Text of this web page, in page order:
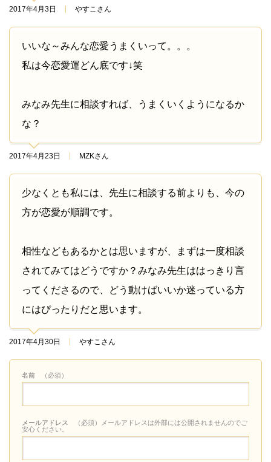
2017年4月3日 やすこさん
いいな～みんな恋愛うまくいって。。。
私は今恋愛運どん底です↓笑
みなみ先生に相談すれば、うまくいくようになるか
な？
2017年4月23日 MZKさん
少なくとも私には、先生に相談する前よりも、今の
方が恋愛が順調です。
相性などもあるかとは思いますが、まずは一度相談
されてみてはどうですか？みなみ先生ははっきり言
ってくださるので、どう動けばいいか迷っている方
にはぴったりだと思います。
2017年4月30日 やすこさん
名前 （必須）
メールアドレス
（必須）メールアドレスは外部には公開されませんのでご
安心ください。